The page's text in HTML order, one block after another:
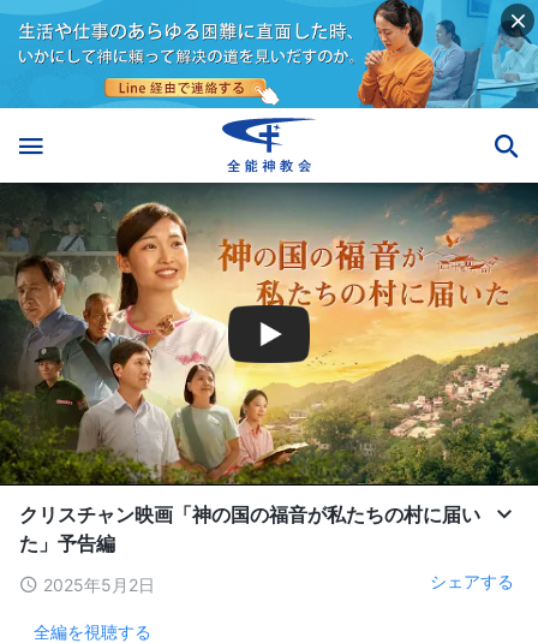
クリスチャン映画「神の国の福音が私たちの村に届い
た」予告編
2025年5月2日 シェアする
全編を視聴する